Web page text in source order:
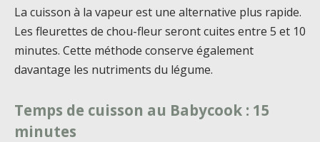
La cuisson à la vapeur est une alternative plus rapide.
Les fleurettes de chou-fleur seront cuites entre 5 et 10
minutes. Cette méthode conserve également
davantage les nutriments du légume.
Temps de cuisson au Babycook : 15
minutes